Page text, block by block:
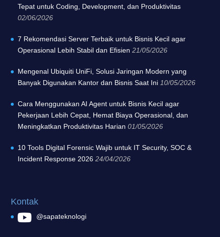
Tepat untuk Coding, Development, dan Produktivitas
02/06/2026
7 Rekomendasi Server Terbaik untuk Bisnis Kecil agar
Operasional Lebih Stabil dan Efisien 21/05/2026
Mengenal Ubiquiti UniFi, Solusi Jaringan Modern yang
Banyak Digunakan Kantor dan Bisnis Saat Ini 10/05/2026
Cara Menggunakan AI Agent untuk Bisnis Kecil agar
Pekerjaan Lebih Cepat, Hemat Biaya Operasional, dan
Meningkatkan Produktivitas Harian 01/05/2026
10 Tools Digital Forensic Wajib untuk IT Security, SOC &
Incident Response 2026 24/04/2026
Kontak
@sapateknologi